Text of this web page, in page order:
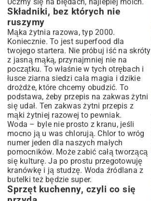
Składniki, bez których nie
ruszymy
Mąka żytnia razowa, typ 2000.
Koniecznie. To jest superfood dla
twojego startera. Nie próbuj iść na skróty
z jasną mąką, przynajmniej nie na
początku. To właśnie w tych otrębach i
łusce ziarna siedzi cała magia i dzikie
drożdże, które chcemy obudzić. To
podstawa, żeby przepis na zakwas żytni
się udał. Ten zakwas żytni przepis z
mąki żytniej razowej to pewniak.
Woda – byle nie prosto z kranu, jeśli
mocno ją u was chlorują. Chlor to wróg
numer jeden dla naszych małych
pomocników. Może zabić całą tworzącą
się kulturę. Ja po prostu przegotowuję
kranówkę i ją studzę. Woda źródlana z
butelki też będzie super.
Sprzęt kuchenny, czyli co się